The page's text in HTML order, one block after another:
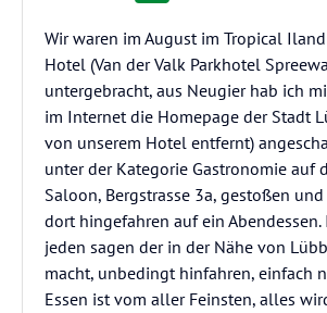
Wir waren im August im Tropical
Hotel (Van der Valk Parkhotel
untergebracht, aus Neugier hab ich
im Internet die Homepage der Stadt
von unserem Hotel entfernt)
unter der Kategorie Gastronomie auf
Saloon, Bergstrasse 3a, gestoßen
dort hingefahren auf ein
jeden sagen der in der Nähe von
macht, unbedingt hinfahren, einfach
Essen ist vom aller Feinsten, alles